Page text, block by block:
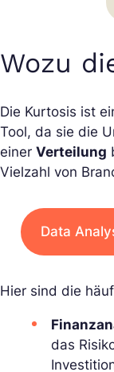
Wozu
Die Kurtosis ist
Tool, da sie die
einer Verteilung
Vielzahl von
Data
Hier sind die
das